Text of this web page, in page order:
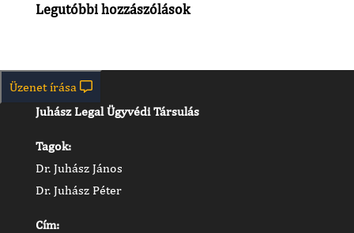
Legutóbbi hozzászólások
Üzenet írása
Kapcsolat
Juhász Legal Ügyvédi Társulás
Tagok:
Dr. Juhász János
Dr. Juhász Péter
Cím: